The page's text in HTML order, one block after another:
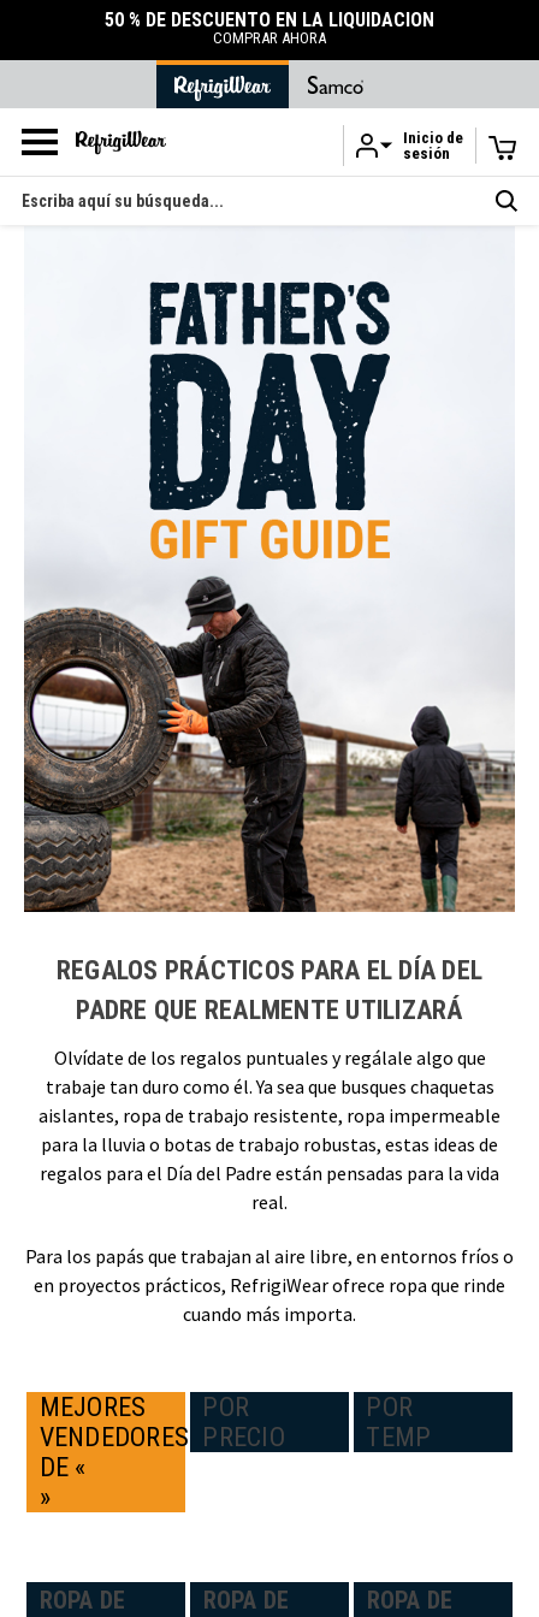
Ir al contenido principal
50 % DE DESCUENTO EN LA LIQUIDACIÓN
COMPRAR AHORA
Inicio de
sesión
Buscar
en
REGALOS PRÁCTICOS PARA EL DÍA DEL
PADRE QUE REALMENTE UTILIZARÁ
Olvídate de los regalos puntuales y regálale algo que
trabaje tan duro como él. Ya sea que busques chaquetas
aislantes, ropa de trabajo resistente, ropa impermeable
para la lluvia o botas de trabajo robustas, estas ideas de
regalos para el Día del Padre están pensadas para la vida
real.
Para los papás que trabajan al aire libre, en entornos fríos o
en proyectos prácticos, RefrigiWear ofrece ropa que rinde
cuando más importa.
MEJORES
VENDEDORES
DE «
»
POR
PRECIO
POR
TEMP
ROPA DE
ROPA DE
ROPA DE